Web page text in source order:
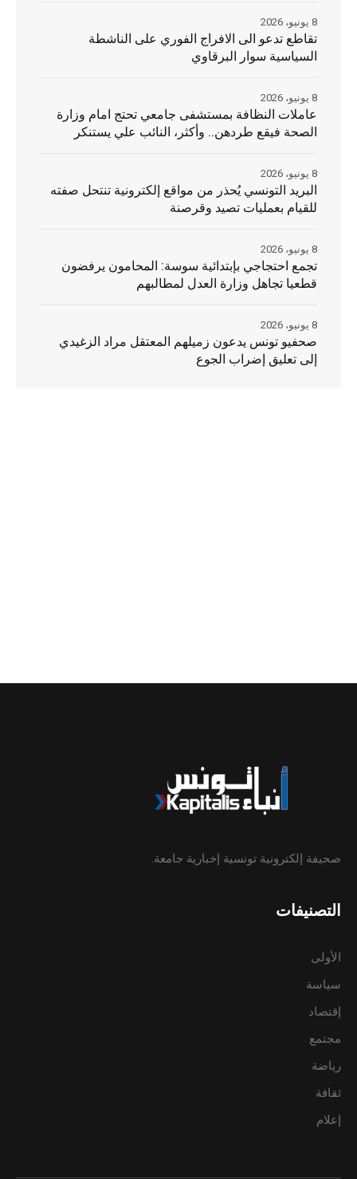
تقاطع تدعو الى الافراج الفوري على الناشطة
السياسية سوار البرقاوي
8 يونيو، 2026
عاملات النظافة بمستشفى جامعي تحتج امام وزارة
الصحة فيقع طردهن.. وأكثر، النائب علي يستنكر
8 يونيو، 2026
البريد التونسي يُحذر من مواقع إلكترونية تنتحل صفته
للقيام بعمليات تصيد وقرصنة
8 يونيو، 2026
تجمع احتجاجي بإبتدائية سوسة: المحامون يرفضون
قطعيا تجاهل وزارة العدل لمطالبهم
8 يونيو، 2026
صحفيو تونس يدعون زميلهم المعتقل مراد الزغيدي
إلى تعليق إضراب الجوع
8 يونيو، 2026
صحيفة إلكترونية تونسية إخبارية جامعة.
التصنيفات
الأولى
سياسة
إقتصاد
مجتمع
رياضة
ثقافة
إعلام